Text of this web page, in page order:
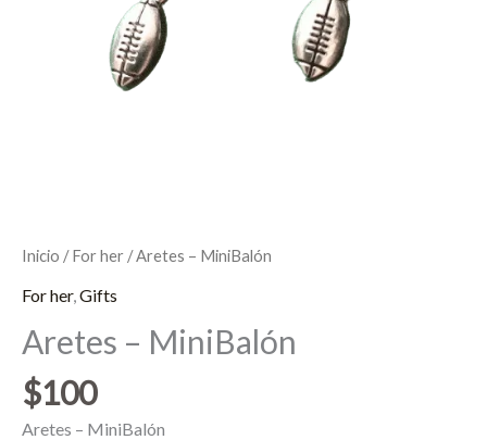
Inicio /For her / Aretes – MiniBalón
For her, Gifts
Aretes – MiniBalón
$100
Aretes – MiniBalón